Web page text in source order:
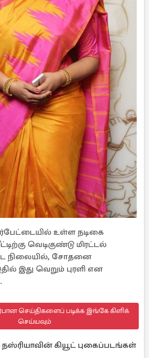
உள்ள நடிகை
வெடிகுண்டு மிரட்டல்
நிலையில், சோதனை
இது வெறும் புரளி என
செய்திகளைப் படிக்க இங்கே கிளிக்
செய்யவும்
நஸ்ரியாவின் கியூட் புகைப்படங்கள்